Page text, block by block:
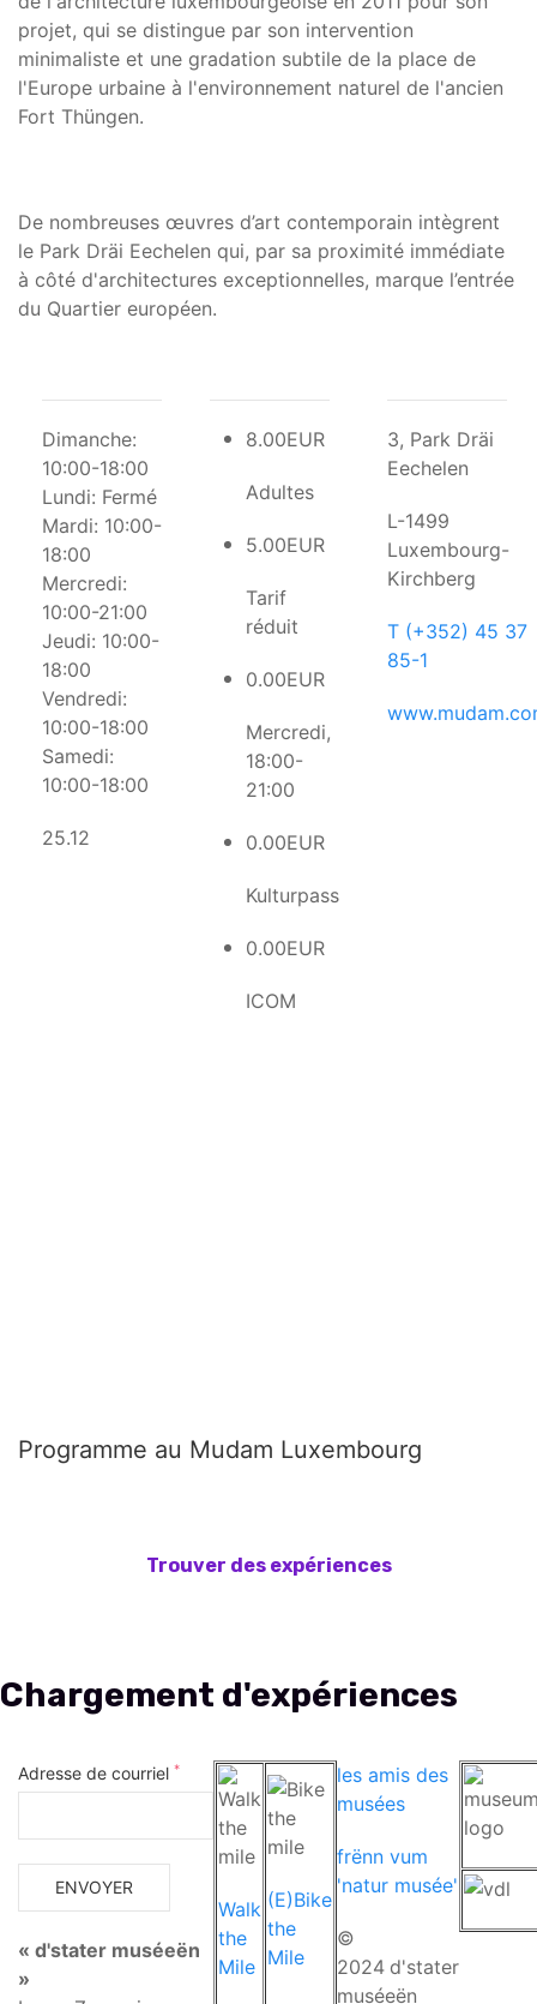
projet, qui se distingue par son intervention
minimaliste et une gradation subtile de la place de
l'Europe urbaine à l'environnement naturel de l'ancien
Fort Thüngen.
De nombreuses œuvres d’art contemporain intègrent
le Park Dräi Eechelen qui, par sa proximité immédiate
à côté d'architectures exceptionnelles, marque l’entrée
du Quartier européen.
Dimanche:
10:00-18:00
Lundi: Fermé
Mardi: 10:00-
18:00
Mercredi:
10:00-21:00
Jeudi: 10:00-
18:00
Vendredi:
10:00-18:00
Samedi:
10:00-18:00
25.12
8.00EUR
Adultes
5.00EUR
Tarif
réduit
0.00EUR
Mercredi,
18:00-
21:00
0.00EUR
Kulturpass
0.00EUR
ICOM
3, Park Dräi
Eechelen
L-1499
Luxembourg-
Kirchberg
T (+352) 45 37
85-1
Programme au Mudam Luxembourg
Adresse de courriel *
« d'stater muséeën
»
Walk
the
Mile
(E)Bike
the
Mile
les amis des
musées
frënn vum
'natur musée'
©
2024 d'stater
muséeën